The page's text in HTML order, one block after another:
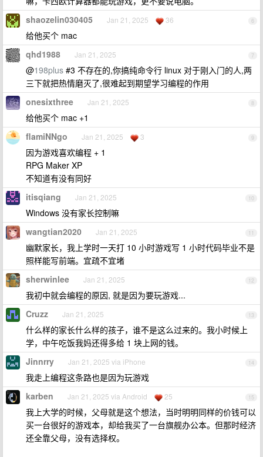
6
shaozelin030405 Jan 21, 2025 36
给他买个 mac
7
qhd1988 Jan 21, 2025
@198plus #3 不存在的,你搞纯命令行 linux 对于刚入门的人,两
三下就把热情磨灭了,很难起到期望学习编程的作用
8
onesixthree Jan 21, 2025
给他买个 mac +1
9
flamiNNgo Jan 21, 2025 3
因为游戏喜欢编程 + 1
RPG Maker XP
不知道有没有同好
10
itisqiang Jan 21, 2025
Windows 没有家长控制嘛
11
wangtian2020 Jan 21, 2025
幽默家长，我上学时一天打 10 小时游戏写 1 小时代码毕业不是
照样能写前端。宜疏不宜堵
12
sherwinlee Jan 21, 2025
我初中就会编程的原因, 就是因为要玩游戏...
13
Cruzz Jan 21, 2025
什么样的家长什么样的孩子，谁不是这么过来的。我小时候上
学，中午吃饭我妈还得多给 1 块上网的钱。
14
Jinnrry Jan 21, 2025 via iPhone
我走上编程这条路也是因为玩游戏
15
karben Jan 21, 2025 via Android 25
我上大学的时候，父母就是这个想法，当时明明同样的价钱可以
买一台很好的游戏本，却给我买了一台旗舰办公本。但那时经济
还全靠父母，没有选择权。